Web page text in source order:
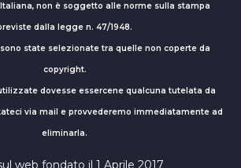
non è soggetto alle norme sulla stampa
dalla legge n. 47/1948.
state selezionate tra quelle non coperte da
copyright.
dovesse essercene qualcuna tutelata da
via mail e provvederemo immediatamente ad
eliminarla.
web fondato il 1 Aprile 2017